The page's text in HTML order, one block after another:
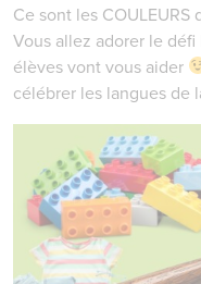
Ce sont les
Vous allez adorer le
élèves vont vous aider
célébrer les langues de